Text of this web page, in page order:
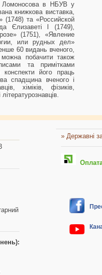
Ломоносова в НБУВ у
книжкова виставка,
(1748) та «Российской
Єлизаветі I (1749),
(1751), «Явление
или рудных дел»
60 видань вченого,
побачити також
та примітками
його праць
спадщина вченого і
хіміків, фізиків,
» Державні